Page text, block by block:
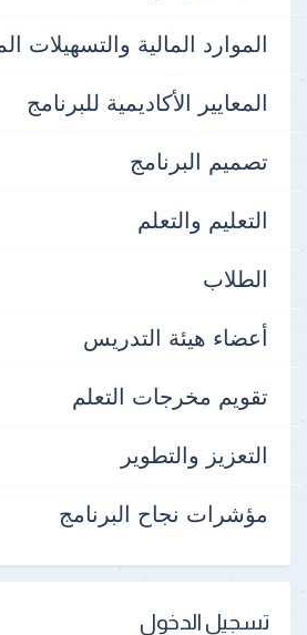
الموارد المالية والتسهيلات
المعايير الأكاديمية للبرنامج
تصميم البرنامج
التعليم والتعلم
الطلاب
أعضاء هيئة التدريس
تقويم مخرجات التعلم
التعزيز والتطوير
مؤشرات نجاح البرنامج
تسجيل الدخول